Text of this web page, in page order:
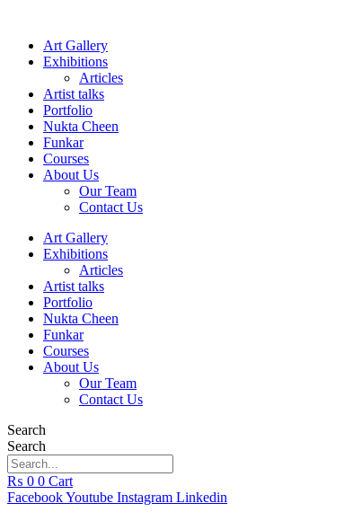
contentArt Gallery
Exhibitions
Articles
Artist talks
Portfolio
Nukta Cheen
Funkar
Courses
About Us
Our Team
Contact Us
Art Gallery
Exhibitions
Articles
Artist talks
Portfolio
Nukta Cheen
Funkar
Courses
About Us
Our Team
Contact Us
Search
Search
₨ 0 0 Cart
FacebookYoutube Instagram Linkedin